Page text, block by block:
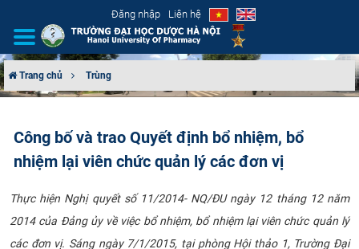
Đăng nhập Liên hệ
CƠ CẤU TỔ CHỨC
ĐÀO TẠO
Trang chủ Trùng
Công bố và trao Quyết định bổ nhiệm, bổ
nhiệm lại viên chức quản lý các đơn vị
Thực hiện Nghị quyết số 11/2014- NQ/ĐU ngày 12 tháng 12 năm
2014 của Đảng ủy về việc bổ nhiệm, bổ nhiệm lại viên chức quản lý
các đơn vị. Sáng ngày 7/1/2015, tại phòng Hội thảo 1, Trường Đại